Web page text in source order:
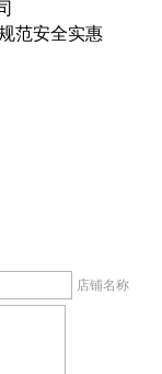
范安全实惠
店铺名称